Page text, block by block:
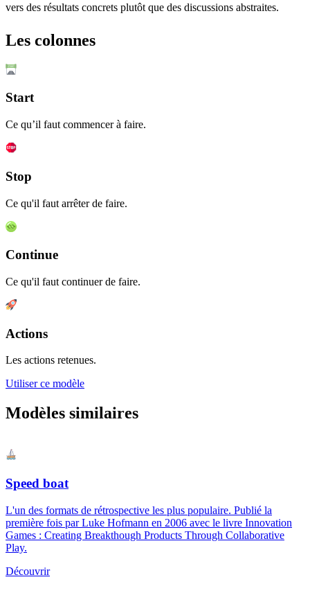
vers des résultats concrets plutôt que des discussions abstraites.
Les colonnes
Start
Ce qu’il faut commencer à faire.
Stop
Ce qu'il faut arrêter de faire.
Continue
Ce qu'il faut continuer de faire.
Actions
Les actions retenues.
Utiliser ce modèle
Modèles similaires